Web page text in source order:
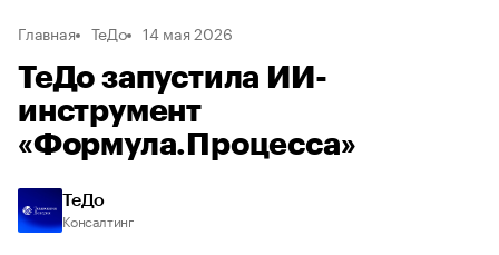
Главная ТеДо 14 мая 2026
ТеДо запустила ИИ-
инструмент
«Формула.Процесса»
ТеДо
Консалтинг